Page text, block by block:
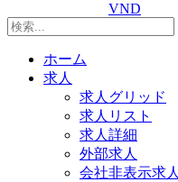
VND
ホーム
求人
求人グリッド
求人リスト
求人詳細
外部求人
会社非表示求人